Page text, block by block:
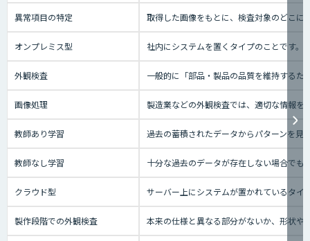
異常項目の特定 取得した画像をもとに、検査対象のどこに
オンプレミス型 社内にシステムを置くタイプのことです
外観検査 一般的に「部品・製品の品質を維持する
画像処理 製造業などの外観検査では、適切な情報を
教師あり学習 過去の蓄積されたデータからパターンを見
教師なし学習 十分な過去のデータが存在しない場合でも
クラウド型 サーバー上にシステムが置かれているタ
製作段階での外観検査 本来の仕様と異なる部分がないか、形状や